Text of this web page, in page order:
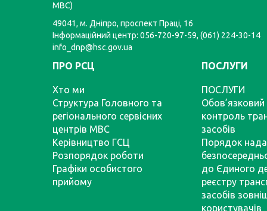
МВС)
49041, м. Дніпро, проспект Праці, 16
Інформаційний центр: 056-720-97-59, (061) 224-30-14
info_dnp@hsc.gov.ua
ПРО РСЦ
Хто ми
Структура Головного та
регіонального сервісних
центрів МВС
Керівництво ГСЦ
Розпорядок роботи
Графіки особистого
прийому
ПОСЛУГИ
ПОСЛУГИ
Обов’язковий
контроль
засобів
Порядок
до Єдиного
реєстру
засобів
користувачів